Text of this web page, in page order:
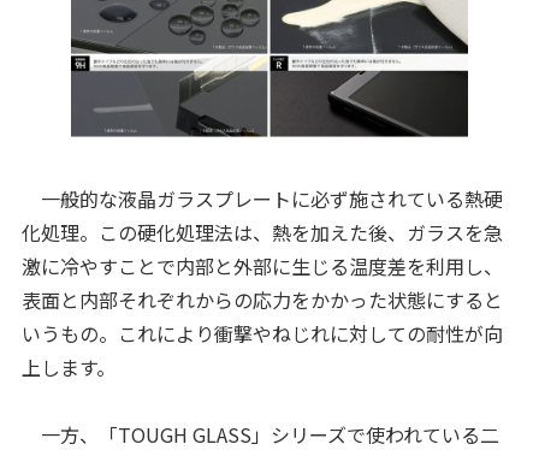
一般的な液晶ガラスプレートに必ず施されている熱硬
化処理。この硬化処理法は、熱を加えた後、ガラスを急
激に冷やすことで内部と外部に生じる温度差を利用し、
表面と内部それぞれからの応力をかかった状態にすると
いうもの。これにより衝撃やねじれに対しての耐性が向
上します。
一方、「TOUGH GLASS」シリーズで使われている二